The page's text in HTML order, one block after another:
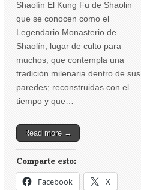
Shaolín El Kung Fu de Shaolin
que se conocen como el
Legendario Monasterio de
Shaolín, lugar de culto para
muchos, que contempla una
tradición milenaria dentro de sus
paredes; reconstruidas con el
tiempo y que…
Read more →
Comparte esto:
Facebook X